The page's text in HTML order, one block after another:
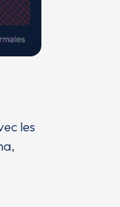
les